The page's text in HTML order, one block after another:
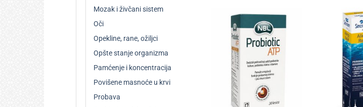
Mozak i živčani sistem
Oči
Opekline, rane, ožiljci
Opšte stanje organizma
Pamćenje i koncentracija
Povišene masnoće u krvi
Probava